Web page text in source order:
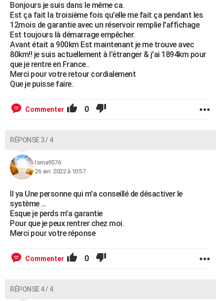
Bonjours je suis dans le même ca.
Est ça fait la troisième fois qu'elle me fait ça pendant les
12mois de garantie avec un réservoir remplie l'affichage
Est toujours là démarrage empêcher.
Avant était a 900km Est maintenant je me trouve avec
80km!! je suis actuellement à l'étranger & j'ai 1894km pour
que je rentre en France..
Merci pour votre retour cordialement
Que je puisse faire.
Commenter 0
RÉPONSE 3 / 4
Isma9576
26 avr. 2022 à 10:57
Il ya Une personne qui m'a conseillé de désactiver le
système ...
Esque je perds m'a garantie
Pour que je peux rentrer chez moi.
Merci pour votre réponse
Commenter 0
RÉPONSE 4 / 4